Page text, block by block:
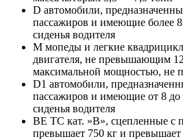
D автомобили,
пассажиров и имеющие более
сиденья водителя
M мопеды и легкие
двигателя, не превышающим
максимальной мощностью, не
D1 автомобили,
пассажиров и имеющие от 8
сиденья водителя
BE ТС кат. »В», сцепленные с
превышает 750 кг и превышает